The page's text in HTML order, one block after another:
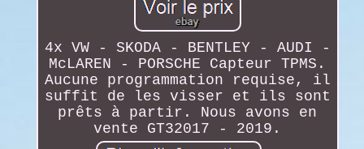
4x VW - SKODA - BENTLEY - AUDI -
McLAREN - PORSCHE Capteur TPMS.
Aucune programmation requise, il
suffit de les visser et ils sont
prêts à partir. Nous avons en
vente GT32017 - 2019.